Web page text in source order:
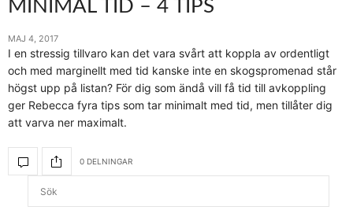
MINIMAL TID – 4 TIPS
MAJ 4, 2017
I en stressig tillvaro kan det vara svårt att koppla av ordentligt
och med marginellt med tid kanske inte en skogspromenad står
högst upp på listan? För dig som ändå vill få tid till avkoppling
ger Rebecca fyra tips som tar minimalt med tid, men tillåter dig
att varva ner maximalt.
0 DELNINGAR